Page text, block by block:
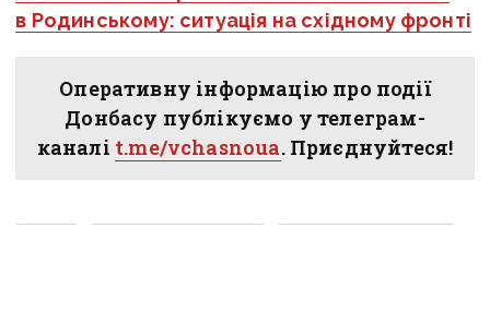
в Родинському: ситуація на східному фронті
Оперативну інформацію про події
Донбасу публікуємо у телеграм-
каналі t.me/vchasnoua. Приєднуйтеся!